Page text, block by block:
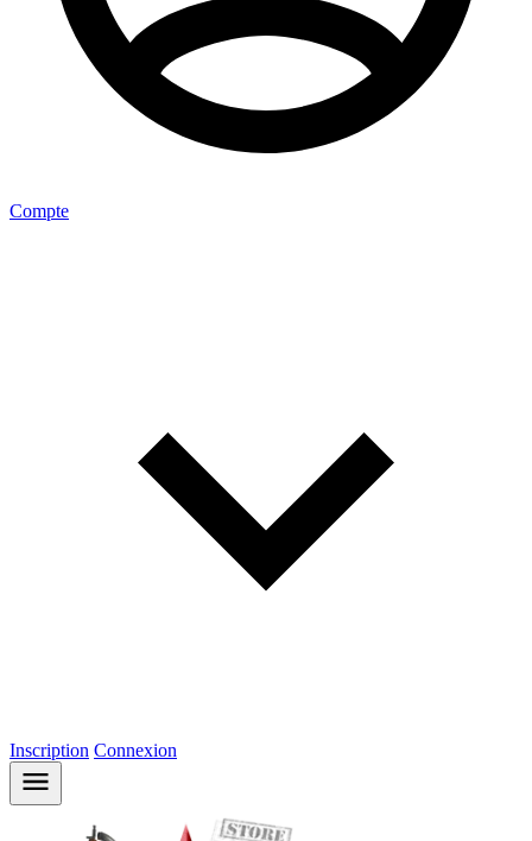
Compte
Inscription Connexion